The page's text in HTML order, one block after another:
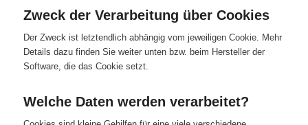
Zweck der Verarbeitung über Cookies
Der Zweck ist letztendlich abhängig vom jeweiligen Cookie. Mehr
Details dazu finden Sie weiter unten bzw. beim Hersteller der
Software, die das Cookie setzt.
Welche Daten werden verarbeitet?